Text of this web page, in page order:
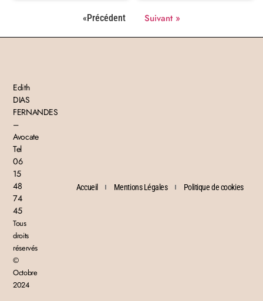
«Précédent Suivant »
Edith
DIAS
FERNANDES
–
Avocate
Tel
06
15
48
74
45
Tous
droits
réservés
©
Octobre
2024
Accueil Mentions Légales Politique de cookies